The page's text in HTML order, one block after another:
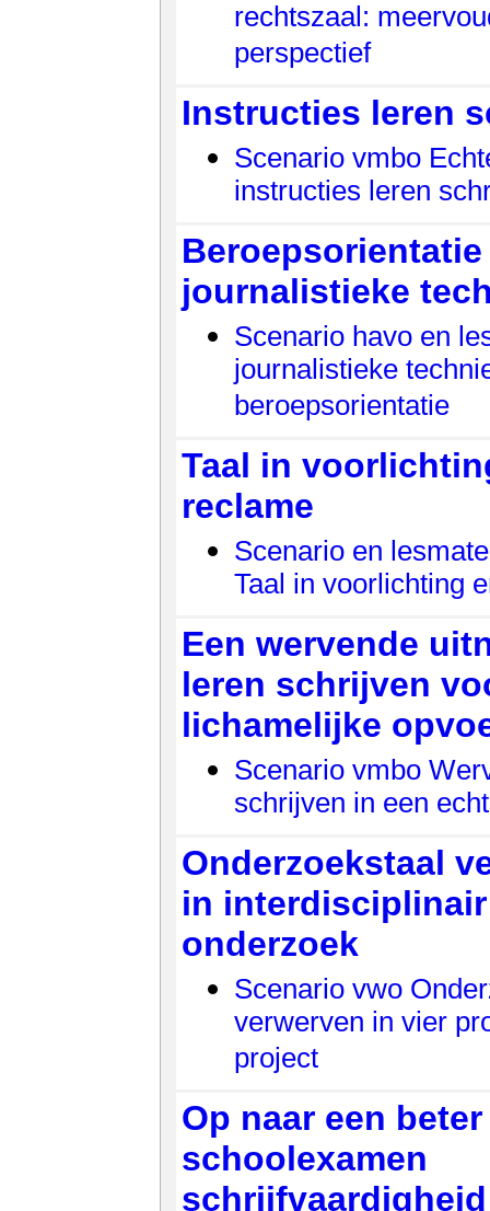
rechtszaal:
perspectief
Instructies leren
Scenario vmbo
instructies leren
journalistieke
Scenario havo en
journalistieke
beroepsorientatie
Taal in
reclame
Scenario en
Taal in voorlichting
Een wervende
leren schrijven
lichamelijke
Scenario vmbo
schrijven in een
Onderzoekstaal
in interdisciplinair
onderzoek
Scenario vwo
verwerven in vier
project
Op naar een beter
schoolexamen
schrijfvaardigheid